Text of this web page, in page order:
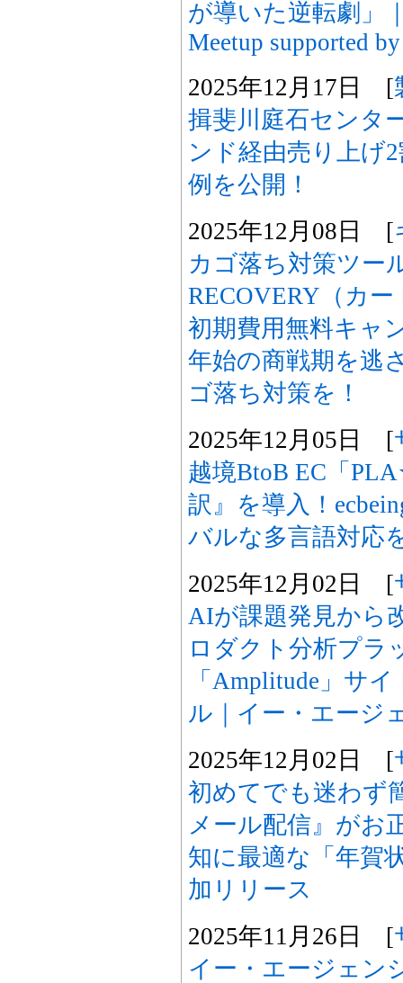
が導いた逆転劇」
Meetup supported
2025年12月17日 [
揖斐川庭石センタ
ンド経由売り上げ
例を公開！
2025年12月08日 [
カゴ落ち対策ツー
RECOVERY（カ
初期費用無料キャ
年始の商戦期を逃
ゴ落ち対策を！
2025年12月05日 [
越境BtoB EC「
訳』を導入！
バルな多言語対応
2025年12月02日 [
AIが課題発見から
ロダクト分析プラ
「Amplitude」サ
ル｜イー・エージ
2025年12月02日 [
初めてでも迷わず
メール配信』がお
知に最適な「年賀
加リリース
2025年11月26日 [
イー・エージェン